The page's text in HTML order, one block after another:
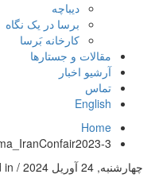
دیباچه
برسا در یک نگاه
کارخانه بَرسا
مقالات و جستارها
آرشیو اخبار
تماس
English
Home
3
چهارشنبه, 24 آوریل 2024
/
in